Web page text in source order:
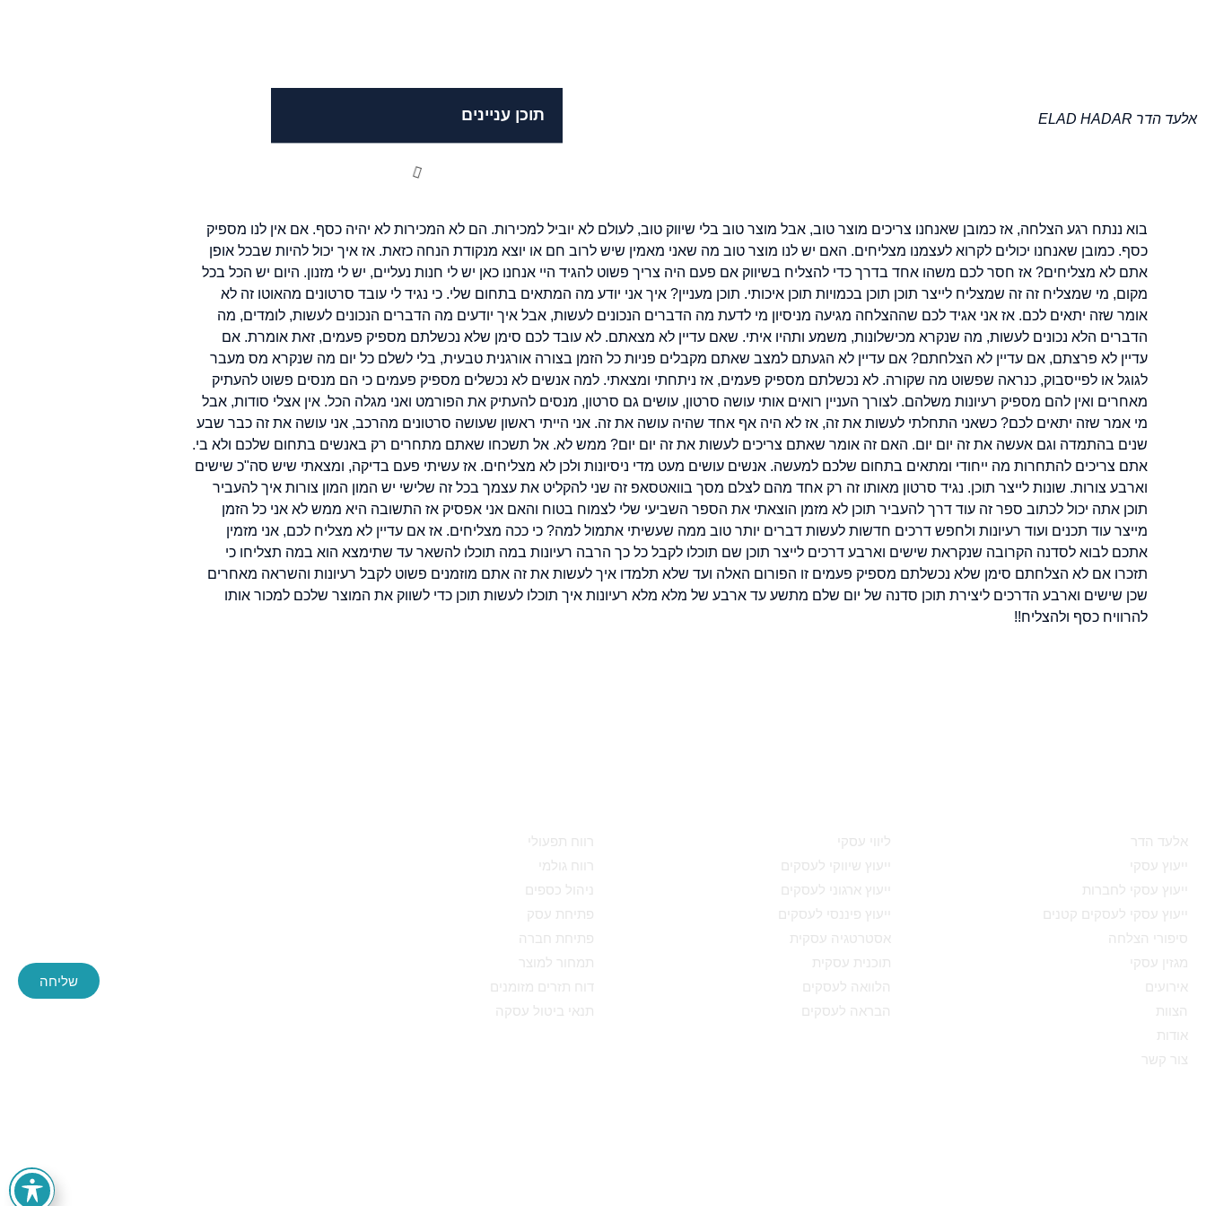
אלעד הדר ELAD HADAR תוכן עניינים
בוא ננתח רגע הצלחה, אז כמובן שאנחנו צריכים מוצר טוב, אבל מוצר טוב בלי שיווק טוב, לעולם לא יוביל למכירות. הם לא המכירות לא יהיה כסף. אם אין לנו מספיק
כסף. כמובן שאנחנו יכולים לקרוא לעצמנו מצליחים. האם יש לנו מוצר טוב מה שאני מאמין שיש לרוב חם או יוצא מנקודת הנחה כזאת. אז איך יכול להיות שבכל אופן
אתם לא מצליחים? אז חסר לכם משהו אחד בדרך כדי להצליח בשיווק אם פעם היה צריך פשוט להגיד היי אנחנו כאן יש לי חנות נעליים, יש לי מזנון. היום יש הכל בכל
מקום, מי שמצליח זה זה שמצליח לייצר תוכן תוכן בכמויות תוכן איכותי. תוכן מעניין? איך אני יודע מה המתאים בתחום שלי. כי נגיד לי עובד סרטונים מהאוטו זה לא
אומר שזה יתאים לכם. אז אני אגיד לכם שההצלחה מגיעה מניסיון מי לדעת מה הדברים הנכונים לעשות, אבל איך יודעים מה הדברים הנכונים לעשות, לומדים, מה
הדברים הלא נכונים לעשות, מה שנקרא מכישלונות, משמע ותהיו איתי. שאם עדיין לא מצאתם. לא עובד לכם סימן שלא נכשלתם מספיק פעמים, זאת אומרת. אם
עדיין לא פרצתם, אם עדיין לא הצלחתם? אם עדיין לא הגעתם למצב שאתם מקבלים פניות כל הזמן בצורה אורגנית טבעית, בלי לשלם כל יום מה שנקרא מס מעבר
לגוגל או לפייסבוק, כנראה שפשוט מה שקורה. לא נכשלתם מספיק פעמים, אז ניתחתי ומצאתי. למה אנשים לא נכשלים מספיק פעמים כי הם מנסים פשוט להעתיק
מאחרים ואין להם מספיק רעיונות משלהם. לצורך העניין רואים אותי עושה סרטון, עושים גם סרטון, מנסים להעתיק את הפורמט ואני מגלה הכל. אין אצלי סודות, אבל
מי אמר שזה יתאים לכם? כשאני התחלתי לעשות את זה, אז לא היה אף אחד שהיה עושה את זה. אני הייתי ראשון שעושה סרטונים מהרכב, אני עושה את זה כבר שבע
שנים בהתמדה וגם אעשה את זה יום יום. האם זה אומר שאתם צריכים לעשות את זה יום יום? ממש לא. אל תשכחו שאתם מתחרים רק באנשים בתחום שלכם ולא בי.
אתם צריכים להתחרות מה ייחודי ומתאים בתחום שלכם למעשה. אנשים עושים מעט מדי ניסיונות ולכן לא מצליחים. אז עשיתי פעם בדיקה, ומצאתי שיש סה"כ שישים
וארבע צורות. שונות לייצר תוכן. נגיד סרטון מאותו זה רק אחד מהם לצלם מסך בוואטסאפ זה שני להקליט את עצמך בכל זה שלישי יש המון המון צורות איך להעביר
תוכן אתה יכול לכתוב ספר זה עוד דרך להעביר תוכן לא מזמן הוצאתי את הספר השביעי שלי לצמוח בטוח והאם אני אפסיק אז התשובה היא ממש לא אני כל הזמן
מייצר עוד תכנים ועוד רעיונות ולחפש דרכים חדשות לעשות דברים יותר טוב ממה שעשיתי אתמול למה? כי ככה מצליחים. אז אם עדיין לא מצליח לכם, אני מזמין
אתכם לבוא לסדנה הקרובה שנקראת שישים וארבע דרכים לייצר תוכן שם תוכלו לקבל כל כך הרבה רעיונות במה תוכלו להשאר עד שתימצא הוא במה תצליחו כי
תזכרו אם לא הצלחתם סימן שלא נכשלתם מספיק פעמים זו הפורום האלה ועד שלא תלמדו איך לעשות את זה אתם מוזמנים פשוט לקבל רעיונות והשראה מאחרים
שכן שישים וארבע הדרכים ליצירת תוכן סדנה של יום שלם מתשע עד ארבע של מלא מלא רעיונות איך תוכלו לעשות תוכן כדי לשווק את המוצר שלכם למכור אותו
להרוויח כסף ולהצליח!!
אלעד הדר
ייעוץ עסקי
ייעוץ עסקי לחברות
ייעוץ עסקי לעסקים קטנים
סיפורי הצלחה
מגזין עסקי
אירועים
הצוות
אודות
צור קשר
ליווי עסקי
ייעוץ שיווקי לעסקים
ייעוץ ארגוני לעסקים
ייעוץ פיננסי לעסקים
אסטרטגיה עסקית
תוכנית עסקית
הלוואה לעסקים
הבראה לעסקים
רווח תפעולי
רווח גולמי
ניהול כספים
פתיחת עסק
פתיחת חברה
תמחור למוצר
דוח תזרים מזומנים
תנאי ביטול עסקה
שליחה